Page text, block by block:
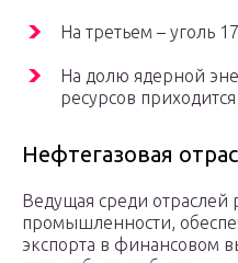
На третьем – уголь
На долю ядерной
ресурсов приходится
Нефтегазовая
Ведущая среди отраслей
промышленности,
экспорта в финансовом